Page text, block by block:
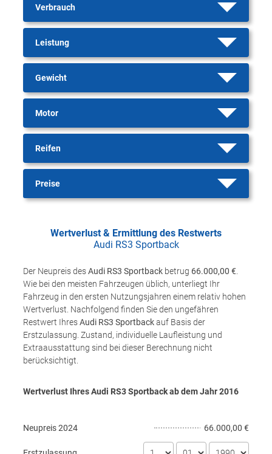
Verbrauch
Leistung
Gewicht
Motor
Reifen
Preise
Wertverlust & Ermittlung des Restwerts
Audi RS3 Sportback
Der Neupreis desAudi RS3 Sportback betrug 66.000,00 €
Wie bei den meisten Fahrzeugen üblich, unterliegt Ihr
Fahrzeug in den ersten Nutzungsjahren einem relativ hohen
Wertverlust. Nachfolgend finden Sie den ungefähren
Restwert IhresAudi RS3 Sportbackauf Basis der
Erstzulassung. Zustand, individuelle Laufleistung und
Extraausstattung sind bei dieser Berechnung nicht
berücksichtigt.
Wertverlust Ihres Audi RS3 Sportback ab dem Jahr2016
Neupreis2024 66.000,00 €